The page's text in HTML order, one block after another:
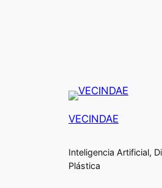
VECINDAE
Inteligencia Artificial,
Plástica